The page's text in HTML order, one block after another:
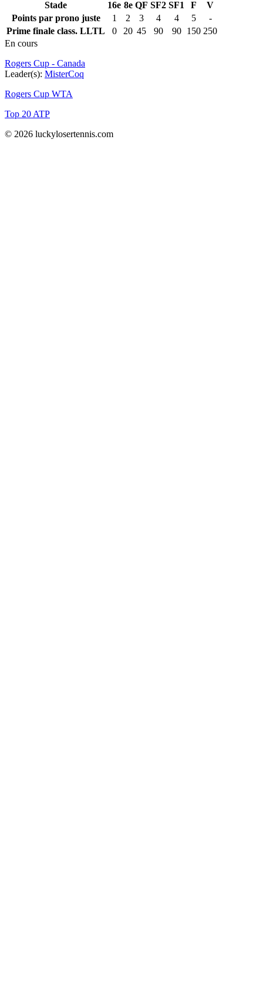
Stade 16e 8e QF SF2 SF1 F
V
Points par prono juste
1 2 3 4 4 5
-
Prime finale class. LLTL
0 20 45 90 90 150 250
En cours
Rogers Cup - Canada
Leader(s): MisterCoq
Rogers Cup WTA
Top 20 ATP
© 2026 luckylosertennis.com